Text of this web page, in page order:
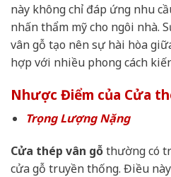
này không chỉ đáp ứng nhu
nhấn thẩm mỹ cho ngôi nhà.
vân gỗ tạo nên sự hài hòa
hợp với nhiều phong cách
Nhược Điểm của Cửa
Trọng Lượng Nặng
Cửa thép vân gỗthường có
cửa gỗ truyền thống. Điều